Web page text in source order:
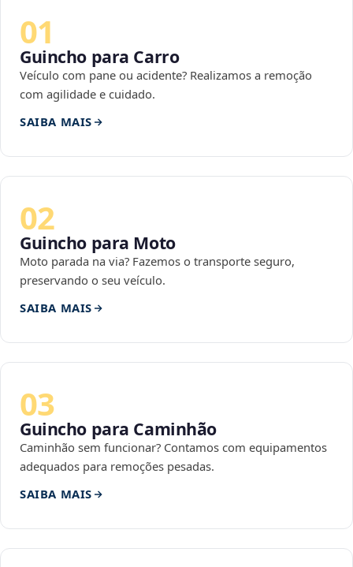
01
Guincho para Carro
Veículo com pane ou acidente? Realizamos a remoção
com agilidade e cuidado.
SAIBA MAIS
02
Guincho para Moto
Moto parada na via? Fazemos o transporte seguro,
preservando o seu veículo.
SAIBA MAIS
03
Guincho para Caminhão
Caminhão sem funcionar? Contamos com equipamentos
adequados para remoções pesadas.
SAIBA MAIS